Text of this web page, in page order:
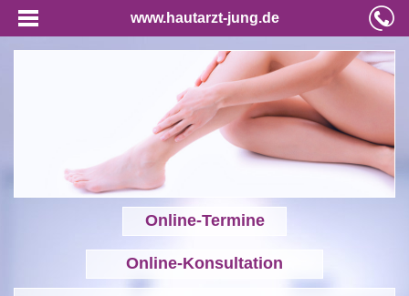
www.hautarzt-jung.de
Online-Termine
Online-Konsultation